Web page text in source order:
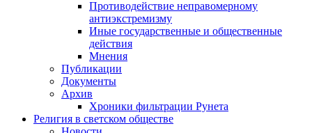
Противодействие неправомерному
антиэкстремизму
Иные государственные и общественные
действия
Мнения
Публикации
Документы
Архив
Хроники фильтрации Рунета
Религия в светском обществе